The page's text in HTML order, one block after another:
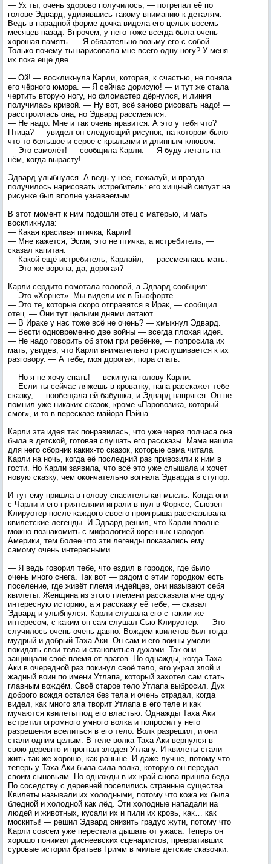
— Ух ты, очень здорово получилось, — потрепал её по
голове Эдвард, удивившись такому вниманию к деталям.
Ведь в парадной форме дочка видела его целых восемь
месяцев назад. Впрочем, у него тоже всегда была очень
хорошая память. — Я обязательно возьму его с собой.
Только почему ты нарисовала мне всего одну ногу? У меня
их пока ещё две.
— Ой! — воскликнула Карли, которая, к счастью, не поняла
его чёрного юмора. — Я сейчас дорисую! — и тут же стала
чертить вторую ногу, но фломастер дёрнулся, и линия
получилась кривой. — Ну вот, всё заново рисовать надо! —
расстроилась она, но Эдвард рассмеялся:
— Не надо. Мне и так очень нравится. А это у тебя что?
Птица? — увидел он следующий рисунок, на котором было
что-то большое и серое с крыльями и длинным клювом.
— Это самолёт! — сообщила Карли. — Я буду летать на
нём, когда вырасту!
Эдвард улыбнулся. А ведь у неё, пожалуй, и правда
получилось нарисовать истребитель: его хищный силуэт на
рисунке был вполне узнаваемым.
В этот момент к ним подошли отец с матерью, и мать
воскликнула:
— Какая красивая птичка, Карли!
— Мне кажется, Эсми, это не птичка, а истребитель, —
сказал капитан.
— Какой ещё истребитель, Карлайл, — рассмеялась мать.
— Это же ворона, да, дорогая?
Карли сердито помотала головой, а Эдвард сообщил:
— Это «Хорнет». Мы видели их в Бьюфорте.
— Это те, которые скоро отправятся в Ирак, — сообщил
отец. — Они тут целыми днями летают.
— В Ираке у нас тоже всё не очень? — хмыкнул Эдвард.
— Вести одновременно две войны — всегда плохая идея.
— Не надо говорить об этом при ребёнке, — попросила их
мать, увидев, что Карли внимательно прислушивается к их
разговору. — А тебе, моя дорогая, пора спать.
— Но я не хочу спать! — вскинула голову Карли.
— Если ты сейчас ляжешь в кроватку, папа расскажет тебе
сказку, — пообещала ей бабушка, и Эдвард напрягся. Он не
помнил уже никаких сказок, кроме «Паровозика, который
смог», и то в пересказе майора Пэйна.
Карли эта идея так понравилась, что уже через полчаса она
была в детской, готовая слушать его рассказы. Мама нашла
для него сборник каких-то сказок, которые сама читала
Карли на ночь, когда её последний раз привозили к ним в
гости. Но Карли заявила, что всё это уже слышала и хочет
новую сказку, чем окончательно вогнала Эдварда в ступор.
И тут ему пришла в голову спасительная мысль. Когда они
с Чарли и его приятелями играли в пул в Форксе, Сьюзен
Клируотер после каждого своего проигрыша рассказывала
квилетские легенды. И Эдвард решил, что Карли вполне
можно познакомить с мифологией коренных народов
Америки, тем более что эти легенды показались ему
самому очень интересными.
— Я ведь говорил тебе, что ездил в городок, где было
очень много снега. Так вот — рядом с этим городком есть
поселение, где живёт племя индейцев, они называют себя
квилеты. Женщина из этого племени рассказала мне одну
интересную историю, а я расскажу её тебе, — сказал
Эдвард и улыбнулся. Карли слушала его с таким же
интересом, с каким он сам слушал Сью Клируотер. — Это
случилось очень-очень давно. Вождём квилетов был тогда
мудрый и добрый Таха Аки. Он сам и его воины умели
покидать свои тела и становиться духами. Так они
защищали своё племя от врагов. Но однажды, когда Таха
Аки в очередной раз покинул своё тело, его украл злой и
жадный воин по имени Утлапа, который захотел сам стать
главным вождём. Своё старое тело Утлапа выбросил. Дух
доброго вождя остался без тела и очень страдал, когда
видел, как много зла творит Утлапа в его теле и как
мучаются квилеты под его властью. Однажды Таха Аки
встретил огромного умного волка и попросил у него
разрешения вселиться в его тело. Волк разрешил, и они
стали одним целым. В теле волка Таха Аки вернулся в
свою деревню и прогнал злодея Утлапу. И квилеты стали
жить так же хорошо, как раньше. И даже лучше, потому что
теперь у Таха Аки была сила волка, которую он передал
своим сыновьям. Но однажды в их край снова пришла беда.
По соседству с деревней поселились странные существа.
Квилеты называли их холодными, потому что кожа их была
бледной и холодной как лёд. Эти холодные нападали на
людей и животных, кусали их и пили их кровь, как… как
москиты! — решил Эдвард снизить градус жути, потому что
Карли совсем уже перестала дышать от ужаса. Теперь он
хорошо понимал диснеевских сценаристов, превративших
суровые истории братьев Гримм в милые детские сказочки.